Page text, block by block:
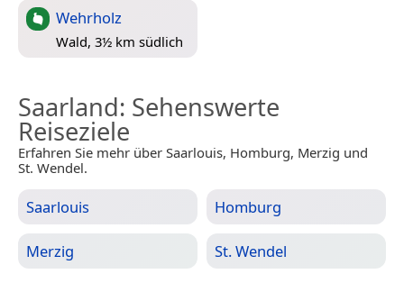
Wehrholz
Wald, 3½ km südlich
Saarland: Sehenswerte
Reiseziele
Erfahren Sie mehr über Saarlouis, Homburg, Merzig und
St. Wendel.
Saarlouis Homburg
Merzig St. Wendel